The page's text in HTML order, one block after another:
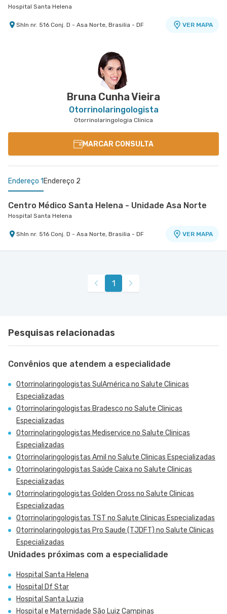
Hospital Santa Helena
Shln nr. 516 Conj. D - Asa Norte, Brasilia - DF VER MAPA
Shls nr. 716 Conjunto A Bloco B 2 Andar - Edifício
Bruna Cunha Vieira
Otorrinolaringologista
Otorrinolaringologia Clinica
MARCAR CONSULTA
Endereço 1 Endereço 2
Centro Médico Santa Helena - Unidade Asa Norte
Hospital Santa Helena
Shln nr. 516 Conj. D - Asa Norte, Brasilia - DF VER MAPA
Centro Médico Santa Luzia - Unidade Asa Sul
Shls nr. 716 Lote 5 Conjunto e Entrada Principal
Ao Lado do Rei do Mate - Asa Sul, Brasilia - DF
1
Pesquisas relacionadas
Convênios que atendem a especialidade
Otorrinolaringologistas SulAmérica no Salute Clinicas
Especializadas
Otorrinolaringologistas Bradesco no Salute Clinicas
Especializadas
Otorrinolaringologistas Mediservice no Salute Clinicas
Especializadas
Otorrinolaringologistas Amil no Salute Clinicas Especializadas
Otorrinolaringologistas Saúde Caixa no Salute Clinicas
Especializadas
Otorrinolaringologistas Golden Cross no Salute Clinicas
Especializadas
Otorrinolaringologistas TST no Salute Clinicas Especializadas
Otorrinolaringologistas Pro Saude (TJDFT) no Salute Clinicas
Especializadas
Unidades próximas com a especialidade
Hospital Santa Helena
Hospital Df Star
Hospital Santa Luzia
Hospital e Maternidade São Luiz Campinas